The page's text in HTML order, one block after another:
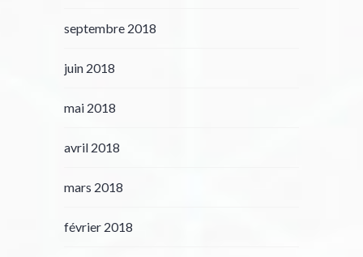
septembre 2018
juin 2018
mai 2018
avril 2018
mars 2018
février 2018